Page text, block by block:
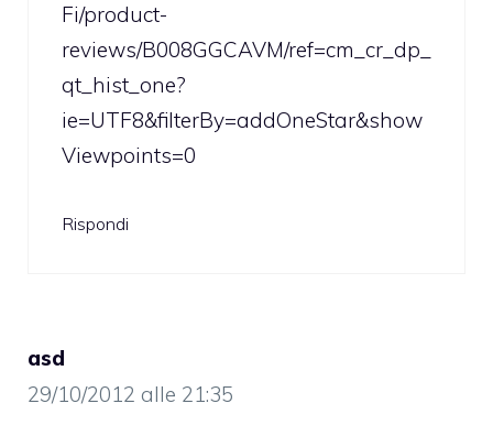
Fi/product-
reviews/B008GGCAVM/ref=cm_cr_dp_
qt_hist_one?
ie=UTF8&filterBy=addOneStar&show
Viewpoints=0
Rispondi
asd
29/10/2012 alle 21:35